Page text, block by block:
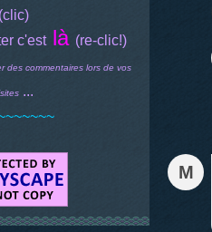
(clic)
c'est là (re-clic!)
des commentaires lors de vos
...
M